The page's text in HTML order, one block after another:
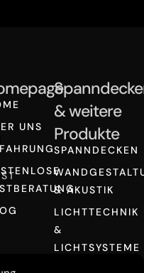
UNS
& weitere
Produkte
SPANNDECKEN
& AKUSTIK
LICHTTECHNIK
&
LICHTSYSTEME